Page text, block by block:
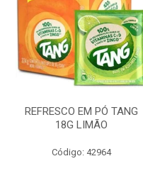
REFRESCO EM PÓ TANG
18G LIMÃO
Código: 42964